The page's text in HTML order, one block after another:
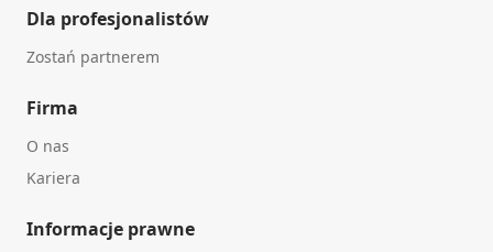
Dla profesjonalistów
Zostań partnerem
Firma
O nas
Kariera
Informacje prawne